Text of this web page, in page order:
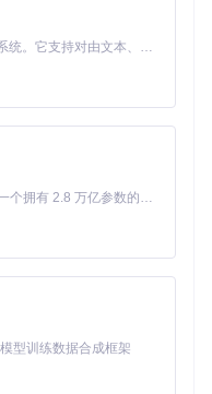
你的部署方式
安装法
望一次安装永久使用
系统版本要求）
PojavLauncher_iO
自动完成签名安装
启用JIT编译，无需额外
发者模式
无线安装
MiniMax H3 是一个通用的全模态生成系统。它支持对由文本、图像、视频和音频组成的多模态上下文进行统一理解，并能生成分辨率高达 2K、时长可达 15 秒的带原生立体声音频的视频。得益于面向任务泛化的系统设计，H3 在预训练阶段就已具备广泛的多模态上下文理解与生成能力，能够出色地执行复杂的多模态指令。
Kimi K3 是Kimi能力最强的模型：这是一个拥有 2.8 万亿参数的混合专家（MoE）模型，具备原生视觉理解能力，并支持 100 万 token 的上下文窗口。
型训练数据合成框架